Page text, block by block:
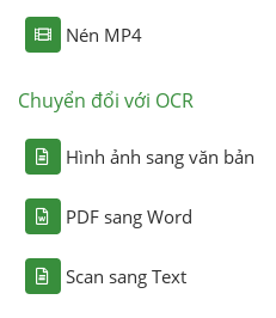
Nén MP4
Chuyển đổi với OCR
Hình ảnh sang văn bản
PDF sang Word
Scan sang Text